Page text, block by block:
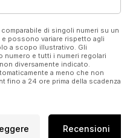
di singoli numeri su un
possono variare rispetto agli
a scopo illustrativo. Gli
e tutti i numeri regolari
diversamente indicato.
a meno che non
fino a 24 ore prima della scadenza
Recensioni